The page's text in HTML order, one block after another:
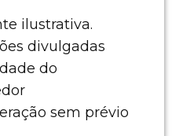
ilustrativa.
divulgadas
do
sem prévio